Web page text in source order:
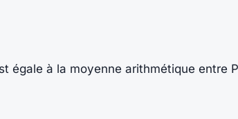
égale à la moyenne arithmétique entre